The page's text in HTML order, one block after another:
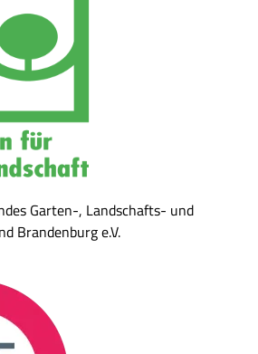
Garten-, Landschafts- und
Brandenburg e.V.